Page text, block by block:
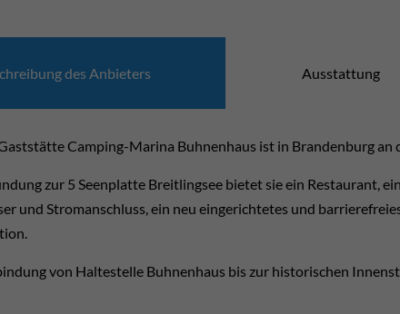
des Anbie­ters Ausstattung
Camping-Marina Buhnenhaus ist in Brandenburg an
zur 5 Seenplatte Breitlingsee bietet sie ein Restaurant,
und Stromanschluss, ein neu eingerichtetes und
von Haltestelle Buhnenhaus bis zur historischen